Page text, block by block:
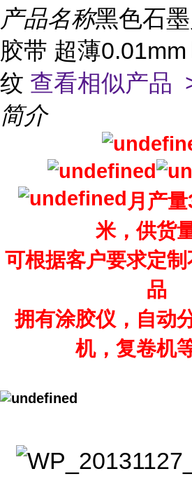
产品名称黑色石
胶带 超薄
纹 查看相似产品
简介
月产
米，供货
可根据客户要求定
品
拥有涂胶仪，自动
机，复卷机